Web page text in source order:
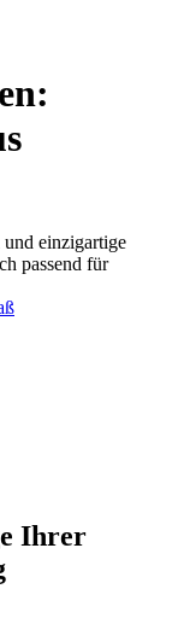
einzigartige
passend für
Ihrer